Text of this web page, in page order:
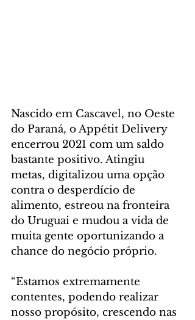
Nascido em Cascavel, no Oeste
do Paraná, o Appétit Delivery
encerrou 2021 com um saldo
bastante positivo. Atingiu
metas, digitalizou uma opção
contra o desperdício de
alimento, estreou na fronteira
do Uruguai e mudou a vida de
muita gente oportunizando a
chance do negócio próprio.
“Estamos extremamente
contentes, podendo realizar
nosso propósito, crescendo nas